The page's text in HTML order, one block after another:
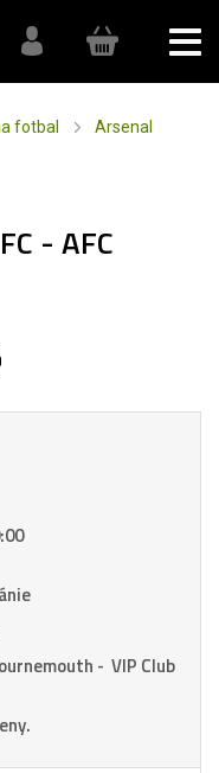
fotbal Arsenal
- AFC
- VIP Club